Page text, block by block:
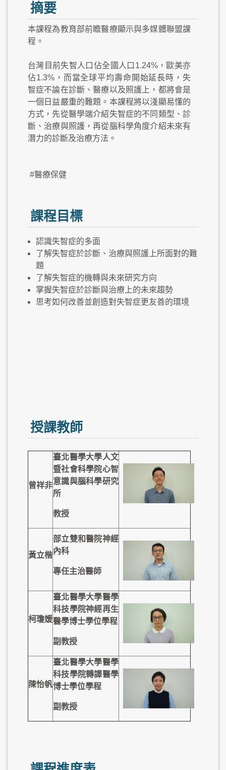
摘要
本課程為教育部前瞻醫療顯示與多媒體聯盟課
程。
台灣目前失智人口佔全國人口1.24%，歐美亦
佔1.3%，而當全球平均壽命開始延長時，失
智症不論在診斷、醫療以及照護上，都將會是
一個日益嚴重的難題。本課程將以淺顯易懂的
方式，先從醫學端介紹失智症的不同類型、診
斷、治療與照護，再從腦科學角度介紹未來有
潛力的診斷及治療方法。
#醫療保健
課程目標
認識失智症的多面
了解失智症於診斷、治療與照護上所面對的難
題
了解失智症的機轉與未來研究方向
掌握失智症於診斷與治療上的未來趨勢
思考如何改善並創造對失智症更友善的環境
授課教師
曾祥非
臺北醫學大學人文
暨社會科學院心智
意識與腦科學研究
所
教授
黃立楷
部立雙和醫院神經
內科
專任主治醫師
柯瓊媛
臺北醫學大學醫學
科技學院神經再生
醫學博士學位學程
副教授
陳怡帆
臺北醫學大學醫學
科技學院轉譯醫學
博士學位學程
副教授